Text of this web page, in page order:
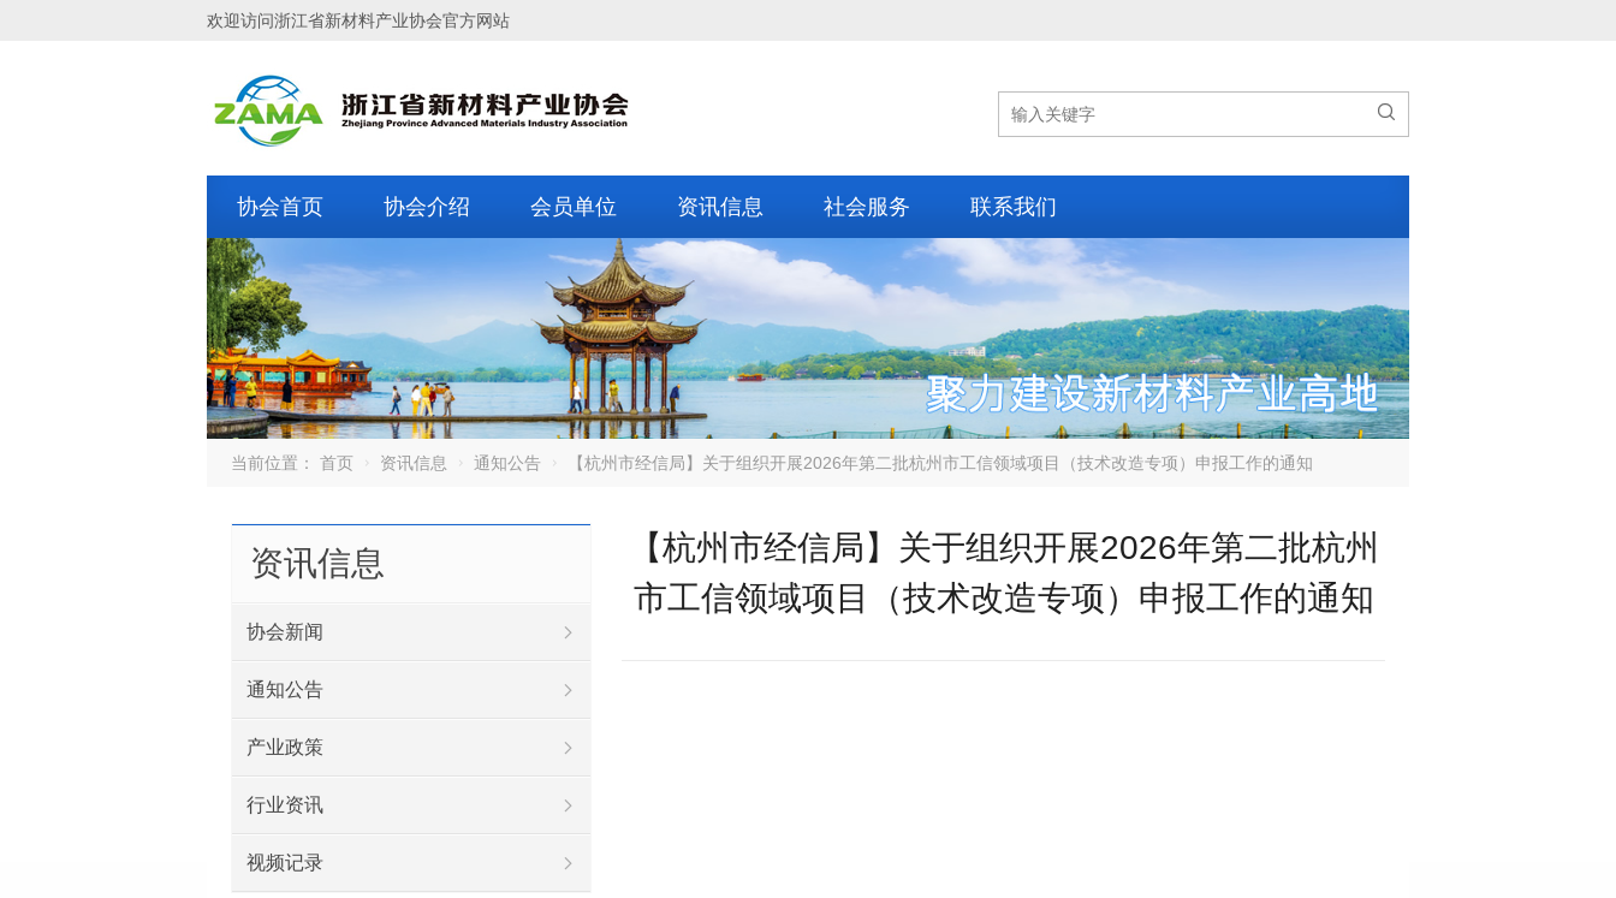
欢迎访问浙江省新材料产业协会官方网站

协会首页 协会介绍 会员单位 资讯信息 社会服务 联系我们
当前位置： 首页 资讯信息 通知公告 【杭州市经信局】关于组织开展2026年第二批杭州市工信领域项目（技术改造专项）申报工作的通知
【杭州市经信局】关于组织开展2026年第二批杭州
市工信领域项目（技术改造专项）申报工作的通知
资讯信息
协会新闻
通知公告
产业政策
行业资讯
视频记录